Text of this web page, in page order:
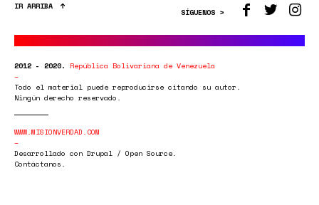
IR ARRIBA
SÍGUENOS >
2012 - 2020. República Bolivariana de Venezuela
Todo el material puede reproducirse citando su autor.
Ningún derecho reservado.
WWW.MISIONVERDAD.COM
Desarrollado con Drupal / Open Source.
Contáctanos.